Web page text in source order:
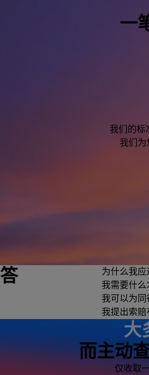
一
我们的标
我们为
为什么我应
我需要什么
我可以为同
我提出索赔
大
而主动
仅收取